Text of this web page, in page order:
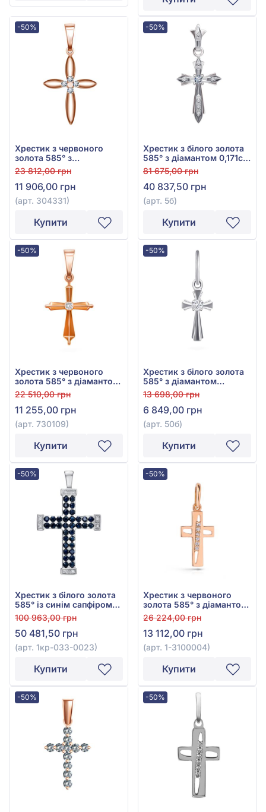
-50%
Хрестик з червоного
золота 585° з
діамантами 0,052ct, арт.
304331
23 812,00 грн
11 906,00 грн
(арт. 304331)
Купити
-50%
Хрестик з білого золота
585° з діамантом 0,171ct,
арт. 5б
81 675,00 грн
40 837,50 грн
(арт. 5б)
Купити
-50%
Хрестик з червоного
золота 585° з діамантом
0,04ct, арт. 730109
22 510,00 грн
11 255,00 грн
(арт. 730109)
Купити
-50%
Хрестик з білого золота
585° з діамантом
0,028ct, арт. 50б
13 698,00 грн
6 849,00 грн
(арт. 50б)
Купити
-50%
Хрестик з білого золота
585° із синім сапфіром
0,68ct та діамантом
0,03ct, арт. 1кр-033-
0023
100 963,00 грн
50 481,50 грн
(арт. 1кр-033-0023)
Купити
-50%
Хрестик з червоного
золота 585° з діамантом
0,03ct, арт. 1-3100004
26 224,00 грн
13 112,00 грн
(арт. 1-3100004)
Купити
-50% -50%